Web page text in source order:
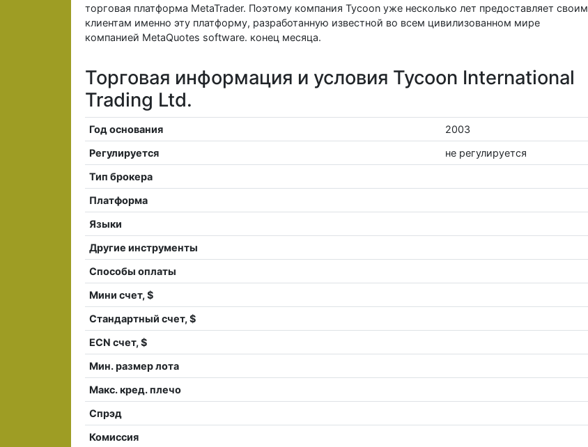
торговая платформа MetaTrader. Поэтому компания Tycoon уже несколько лет предоставляет своим
клиентам именно эту платформу, разработанную известной во всем цивилизованном мире
компанией MetaQuotes software. конец месяца.
Торговая информация и условия Tycoon International
Trading Ltd.
Год основания
2003
Регулируется
не регулируется
Тип брокера
Платформа
Языки
Другие инструменты
Способы оплаты
Мини счет, $
Стандартный счет, $
ECN счет, $
Мин. размер лота
Макс. кред. плечо
Спрэд
Комиссия